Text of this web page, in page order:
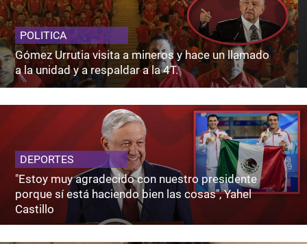
POLITICA
Gómez Urrutia visita a mineros y hace un llamado
a la unidad y a respaldar a la 4T.
DEPORTES
"Estoy muy agradecido con nuestro presidente
porque sí está haciendo bien las cosas", Yahel
Castillo